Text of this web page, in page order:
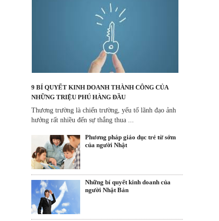
9 BÍ QUYẾT KINH DOANH THÀNH CÔNG CỦA
NHỮNG TRIỆU PHÚ HÀNG ĐẦU
Thương trường là chiến trường, yếu tố lãnh đạo ảnh
hưởng rất nhiều đến sự thắng thua ...
Phương pháp giáo dục trẻ từ sớm
của người Nhật
Những bí quyết kinh doanh của
người Nhật Bản